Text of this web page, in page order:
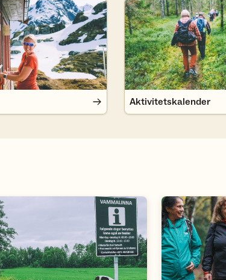
Aktivitetskalender
Aktivitetskalender